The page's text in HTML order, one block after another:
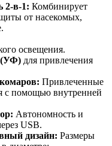
2-в-1: Комбинирует
от насекомых,
освещения.
(УФ) для привлечения
Привлеченные
с помощью внутренней
Автономность и
USB.
дизайн: Размеры